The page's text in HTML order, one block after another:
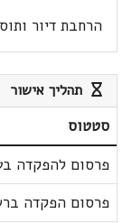
הרחבת דיור
תהליך אישור
סטטוס
פרסום להפקדה
פרסום הפקדה